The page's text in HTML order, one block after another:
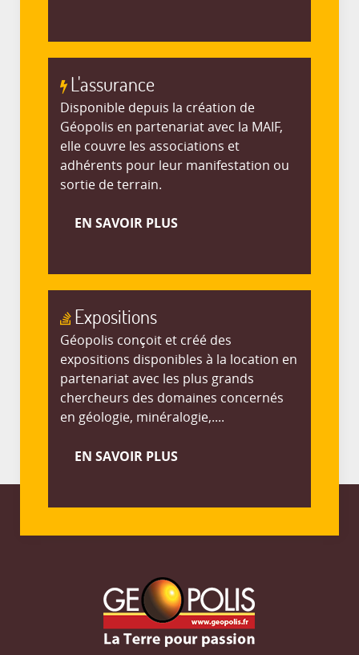
L'assurance
Disponible depuis la création de
Géopolis en partenariat avec la MAIF,
elle couvre les associations et
adhérents pour leur manifestation ou
sortie de terrain.
EN SAVOIR PLUS
Expositions
Géopolis conçoit et créé des
expositions disponibles à la location en
partenariat avec les plus grands
chercheurs des domaines concernés
en géologie, minéralogie,....
EN SAVOIR PLUS